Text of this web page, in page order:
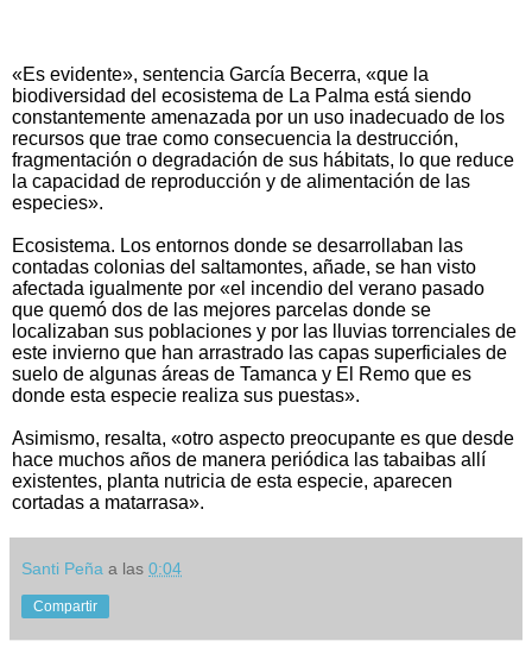
«Es evidente», sentencia García Becerra, «que la
biodiversidad del ecosistema de La Palma está siendo
constantemente amenazada por un uso inadecuado de los
recursos que trae como consecuencia la destrucción,
fragmentación o degradación de sus hábitats, lo que reduce
la capacidad de reproducción y de alimentación de las
especies».
Ecosistema. Los entornos donde se desarrollaban las
contadas colonias del saltamontes, añade, se han visto
afectada igualmente por «el incendio del verano pasado
que quemó dos de las mejores parcelas donde se
localizaban sus poblaciones y por las lluvias torrenciales de
este invierno que han arrastrado las capas superficiales de
suelo de algunas áreas de Tamanca y El Remo que es
donde esta especie realiza sus puestas».
Asimismo, resalta, «otro aspecto preocupante es que desde
hace muchos años de manera periódica las tabaibas allí
existentes, planta nutricia de esta especie, aparecen
cortadas a matarrasa».
Santi Peña a las 0:04
Compartir